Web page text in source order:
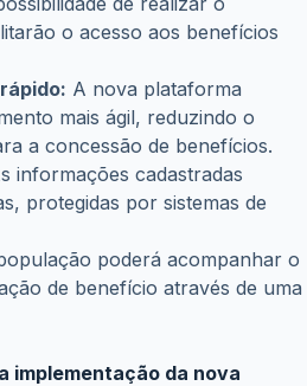
como smartphones e tablets.
sistemas:O CadÚnico será
sistemas do governo, como o
Nacional de Informações
a troca de informações.
A nova plataforma contará
como a possibilidade de
e acompanhar o status da
CadÚnico na concessão do
terá um impacto significativo